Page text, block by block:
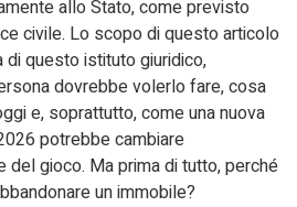
allo Stato, come previsto
civile. Lo scopo di questo articolo
di questo istituto giuridico,
dovrebbe volerlo fare, cosa
e, soprattutto, come una nuova
potrebbe cambiare
gioco. Ma prima di tutto, perché
un immobile?